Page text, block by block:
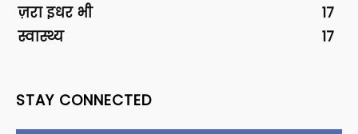
ज़रा इधर भी
17
स्वास्थ्य
17
STAY CONNECTED